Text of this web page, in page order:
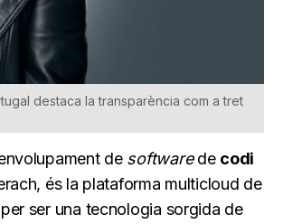
destaca la transparència com a tret
de softwarede codi
és la plataforma multicloud de
ser una tecnologia sorgida de